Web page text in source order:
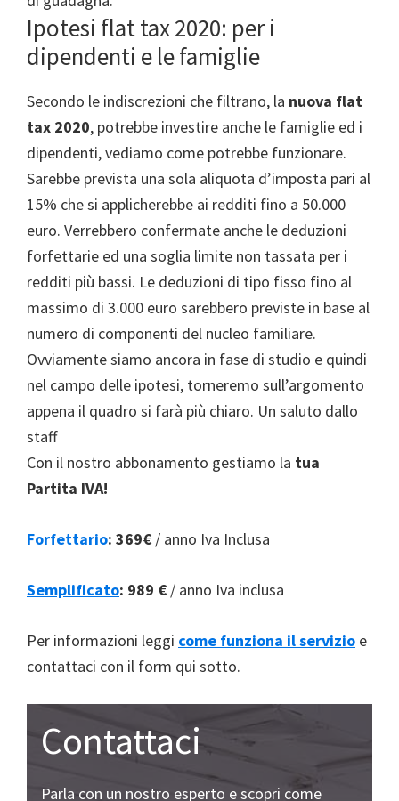
Ipotesi flat tax 2020: per i
dipendenti e le famiglie
Secondo le indiscrezioni che filtrano, la nuova flat
tax 2020, potrebbe investire anche le famiglie ed i
dipendenti, vediamo come potrebbe funzionare.
Sarebbe prevista una sola aliquota d’imposta pari al
15% che si applicherebbe ai redditi fino a 50.000
euro. Verrebbero confermate anche le deduzioni
forfettarie ed una soglia limite non tassata per i
redditi più bassi. Le deduzioni di tipo fisso fino al
massimo di 3.000 euro sarebbero previste in base al
numero di componenti del nucleo familiare.
Ovviamente siamo ancora in fase di studio e quindi
nel campo delle ipotesi, torneremo sull’argomento
appena il quadro si farà più chiaro. Un saluto dallo
staff
Con il nostro abbonamento gestiamo la tua
Partita IVA!
Forfettario: 369€ / anno Iva Inclusa
Semplificato: 989 € / anno Iva inclusa
Per informazioni leggi come funziona il servizio e
contattaci con il form qui sotto.
Contattaci
Parla con un nostro esperto e scopri come